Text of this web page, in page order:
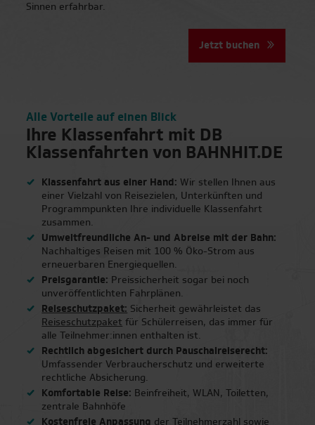
Sinnen erfahrbar.
Jetzt buchen
Ihre Klassenfahrt mit DB
Klassenfahrten von BAHNHIT.DE
Alle Vorteile auf einen Blick
Klassenfahrt aus einer Hand: Wir stellen Ihnen aus
einer Vielzahl von Reisezielen, Unterkünften und
Programmpunkten Ihre individuelle Klassenfahrt
zusammen.
Umweltfreundliche An- und Abreise mit der Bahn:
Nachhaltiges Reisen mit 100 % Öko-Strom aus
erneuerbaren Energiequellen.
Preisgarantie: Preissicherheit sogar bei noch
unveröffentlichten Fahrplänen.
Reiseschutzpaket: Sicherheit gewährleistet das
Reiseschutzpaket für Schülerreisen, das immer für
alle Teilnehmer:innen enthalten ist.
Rechtlich abgesichert durch Pauschalreiserecht:
Umfassender Verbraucherschutz und erweiterte
rechtliche Absicherung.
Komfortable Reise: Beinfreiheit, WLAN, Toiletten,
zentrale Bahnhöfe
Kostenfreie Anpassung der Teilnehmerzahl sowie
Günstige Endpreise
Über 400 Hotels
Transparenz
Schnelle Buchung
Schnell am Ziel